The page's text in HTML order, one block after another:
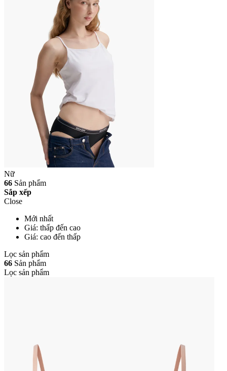
Nữ
66 Sản phẩm
Sắp xếp
Close
Mới nhất
Giá: thấp đến cao
Giá: cao đến thấp
Lọc sản phẩm
66 Sản phẩm
Lọc sản phẩm